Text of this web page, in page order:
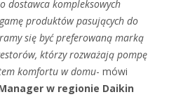
dostawca kompleksowych
produktów pasujących do
się być preferowaną marką
którzy rozważają pompę
komfortu w domu- mówi
w regionie Daikin